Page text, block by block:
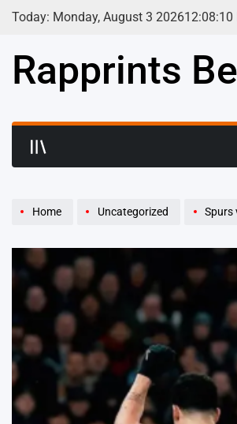
Skip
Today: Monday, August 3 202612:08:12
Rapprints
Home Uncategorized Spurs